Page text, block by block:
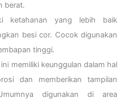
berat.
ketahanan yang lebih baik
besi cor. Cocok digunakan
tinggi.
memiliki keunggulan dalam hal
dan memberikan tampilan
digunakan di area